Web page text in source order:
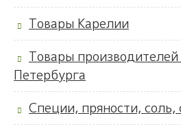
Товары Карелии
Товары
Петербурга
Специи, пряности, соль,